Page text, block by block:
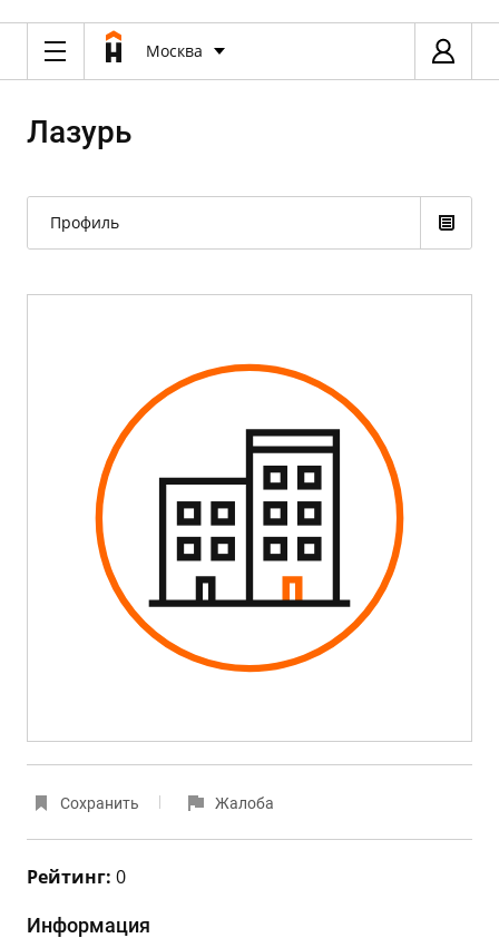
Москва
Лазурь
Профиль
Сохранить Жалоба
Рейтинг: 0
Информация